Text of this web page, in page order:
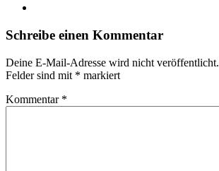
Schreibe einen Kommentar
Deine E-Mail-Adresse wird nicht veröffentlicht.
Felder sind mit * markiert
Kommentar *